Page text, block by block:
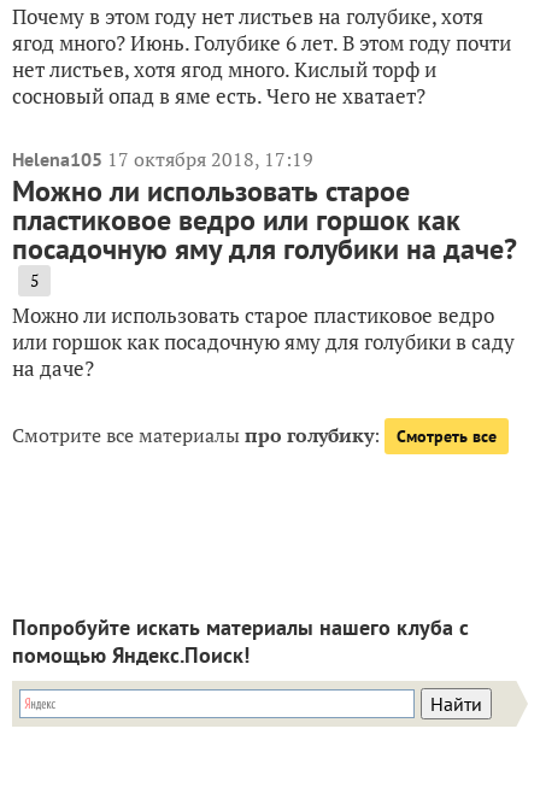
Почему в этом году нет листьев на голубике, хотя
ягод много? Июнь. Голубике 6 лет. В этом году почти
нет листьев, хотя ягод много. Кислый торф и
сосновый опад в яме есть. Чего не хватает?
Helena105 17 октября 2018, 17:19
Можно ли использовать старое
пластиковое ведро или горшок как
посадочную яму для голубики на даче?
5
Можно ли использовать старое пластиковое ведро
или горшок как посадочную яму для голубики в саду
на даче?
Смотрите все материалыпро голубику: Смотреть все
Попробуйте искать материалы нашего клуба с
помощью Яндекс.Поиск!